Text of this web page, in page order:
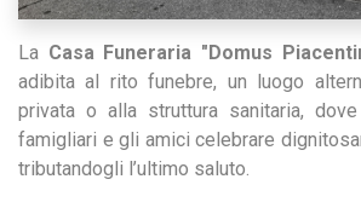
La Casa Funeraria "Domus
adibita al rito funebre, un luogo
privata o alla struttura sanitaria,
famigliari e gli amici celebrare
tributandogli l’ultimo saluto.